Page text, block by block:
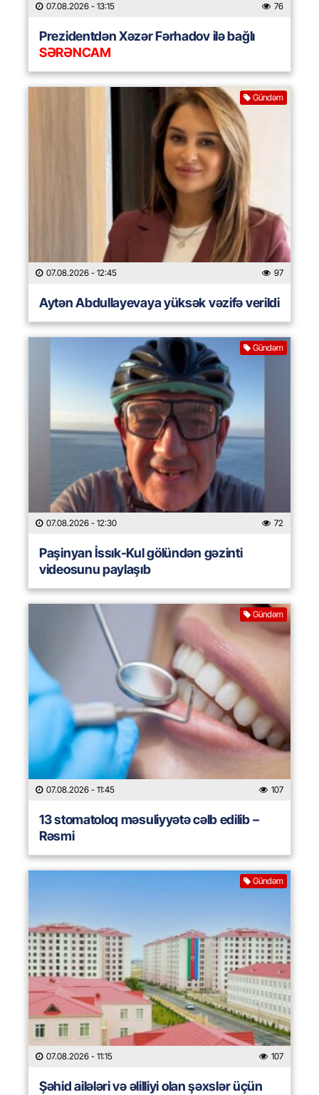
07.08.2026 - 13:15 76
Prezidentdən Xəzər Fərhadov ilə bağlı
SƏRƏNCAM
Gündəm
07.08.2026 - 12:45 97
Aytən Abdullayevaya yüksək vəzifə verildi
Gündəm
07.08.2026 - 12:30 72
Paşinyan İssık-Kul gölündən gəzinti
videosunu paylaşıb
Gündəm
07.08.2026 - 11:45 107
13 stomatoloq məsuliyyətə cəlb edilib –
Rəsmi
Gündəm
07.08.2026 - 11:15 107
Şəhid ailələri və əlilliyi olan şəxslər üçün